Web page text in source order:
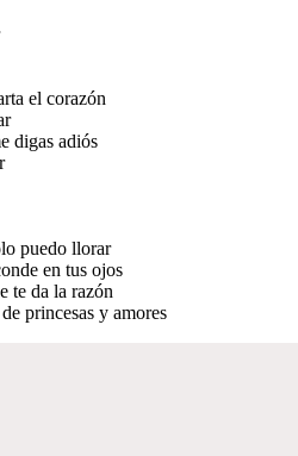
el corazón
digas adiós
puedo llorar
en tus ojos
te da la razón
princesas y amores